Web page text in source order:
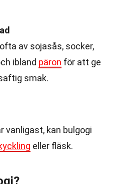
av sojasås, socker,
ibland päron för att ge
smak.
vanligast, kan bulgogi
eller fläsk.